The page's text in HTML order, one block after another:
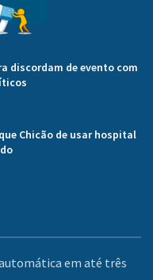
discordam de evento com
Chicão de usar hospital
em até três